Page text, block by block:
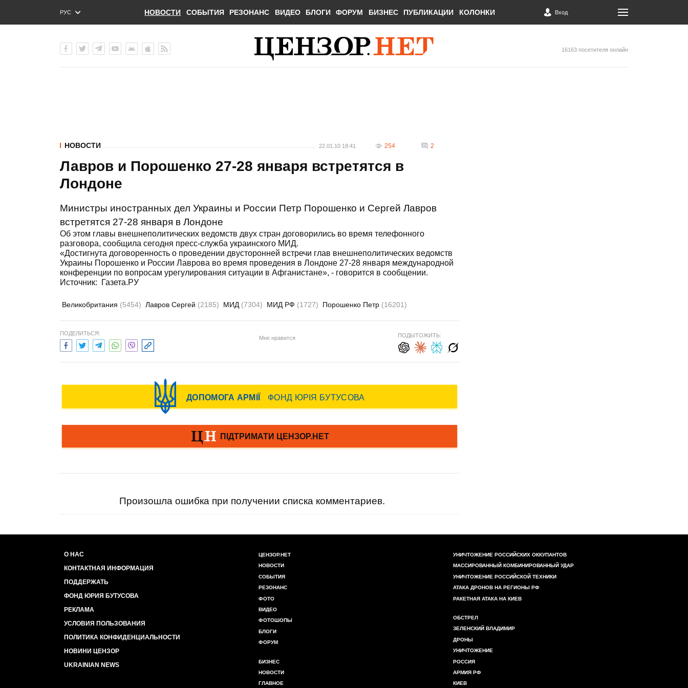
РУС
ENG
НОВОСТИ СОБЫТИЯ РЕЗОНАНС ВИДЕО БЛОГИ ФОРУМ БИЗНЕС ПУБЛИКАЦИИ КОЛОНКИ Вход
16163 посетителя онлайн
НОВОСТИ 22.01.10 18:41 254 2
Лавров и Порошенко 27-28 января встретятся в
Лондоне
Министры иностранных дел Украины и России Петр Порошенко и Сергей Лавров
встретятся 27-28 января в Лондоне
Об этом главы внешнеполитических ведомств двух стран договорились во время телефонного
разговора, сообщила сегодня пресс-служба украинского МИД.
«Достигнута договоренность о проведении двусторонней встречи глав внешнеполитических ведомств
Украины Порошенко и России Лаврова во время проведения в Лондоне 27-28 января международной
конференции по вопросам урегулирования ситуации в Афганистане», - говорится в сообщении.
Источник:
Газета.РУ
Великобритания (5454) Лавров Сергей (2185) МИД (7304) МИД РФ (1727) Порошенко Петр (16201)
ПОДЕЛИТЬСЯ:
Мне нравится ПОДЫТОЖИТЬ:
Произошла ошибка при получении списка комментариев.
О НАС
КОНТАКТНАЯ ИНФОРМАЦИЯ
ПОДДЕРЖАТЬ
ФОНД ЮРИЯ БУТУСОВА
РЕКЛАМА
УСЛОВИЯ ПОЛЬЗОВАНИЯ
ПОЛИТИКА КОНФИДЕНЦИАЛЬНОСТИ
НОВИНИ ЦЕНЗОР
UKRAINIAN NEWS
ЦЕНЗОР.НЕТ
НОВОСТИ
СОБЫТИЯ
РЕЗОНАНС
ФОТО
ВИДЕО
ФОТОШОПЫ
БЛОГИ
ФОРУМ
БИЗНЕС
НОВОСТИ
ГЛАВНОЕ
УНИЧТОЖЕНИЕ РОССИЙСКИХ ОККУПАНТОВ
МАССИРОВАННЫЙ КОМБИНИРОВАННЫЙ УДАР
УНИЧТОЖЕНИЕ РОССИЙСКОЙ ТЕХНИКИ
АТАКА ДРОНОВ НА РЕГИОНЫ РФ
РАКЕТНАЯ АТАКА НА КИЕВ
ОБСТРЕЛ
ЗЕЛЕНСКИЙ ВЛАДИМИР
ДРОНЫ
УНИЧТОЖЕНИЕ
РОССИЯ
АРМИЯ РФ
КИЕВ